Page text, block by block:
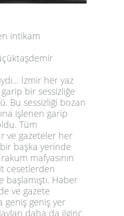
intikam
İzmir her yaz
bir sessizliğe
Bu sessizliği bozan
işlenen garip
Tüm
ve gazeteler her
başka yerinde
mafyasının
cesetlerden
başlamıştı. Haber
ve gazete
geniş geniş yer
daha da ilginç